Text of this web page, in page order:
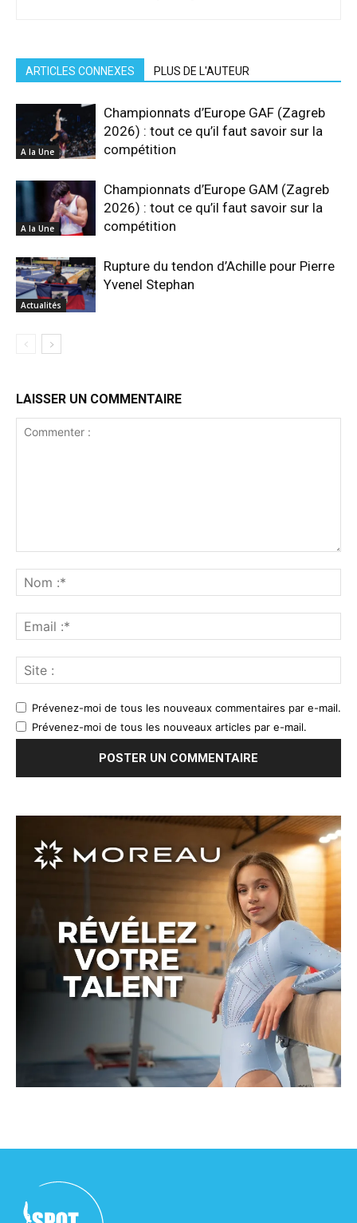
ARTICLES CONNEXES PLUS DE L'AUTEUR
A la Une
Championnats d’Europe GAF (Zagreb
2026) : tout ce qu’il faut savoir sur la
compétition
A la Une
Championnats d’Europe GAM (Zagreb
2026) : tout ce qu’il faut savoir sur la
compétition
Actualités
Rupture du tendon d’Achille pour Pierre
Yvenel Stephan
LAISSER UN COMMENTAIRE
Prévenez-moi de tous les nouveaux commentaires par e-mail.
Prévenez-moi de tous les nouveaux articles par e-mail.